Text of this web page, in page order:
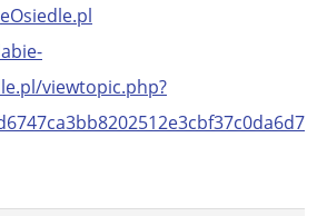
viewtopic.php?